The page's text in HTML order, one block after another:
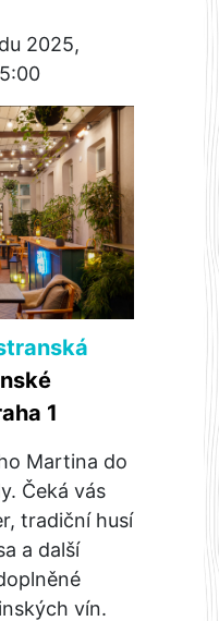
2025,
1
Martina do
Čeká vás
tradiční husí
a další
vín.